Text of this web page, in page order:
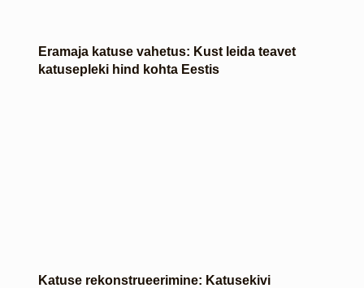
Eramaja katuse vahetus: Kust leida teavet
katusepleki hind kohta Eestis
Katuse rekonstrueerimine: Katusekivi